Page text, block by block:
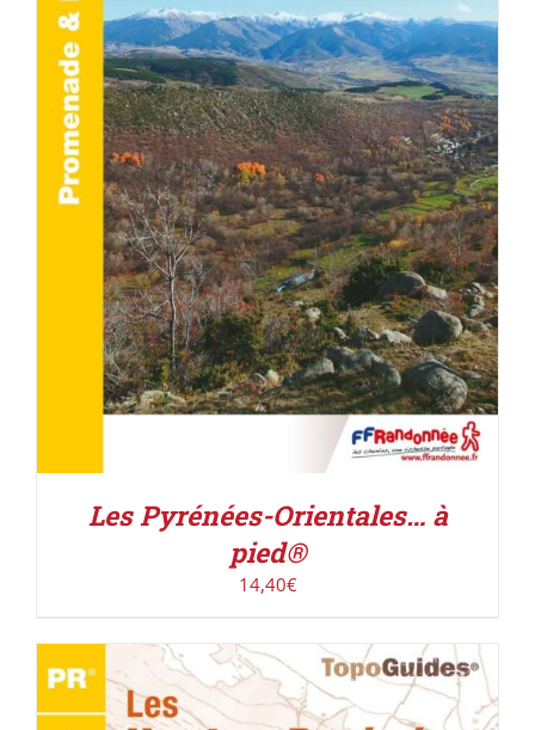
AJOUTER AU PANIER / DÉTAILS
Les Pyrénées-Orientales… à
pied®
14,40€